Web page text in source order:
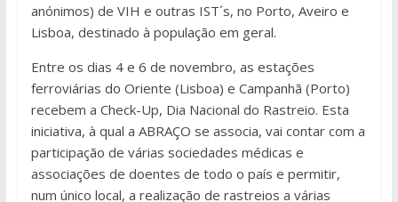
anónimos) de VIH e outras IST´s, no Porto, Aveiro e
Lisboa, destinado à população em geral.
Entre os dias 4 e 6 de novembro, as estações
ferroviárias do Oriente (Lisboa) e Campanhã (Porto)
recebem a Check-Up, Dia Nacional do Rastreio. Esta
iniciativa, à qual a ABRAÇO se associa, vai contar com a
participação de várias sociedades médicas e
associações de doentes de todo o país e permitir,
num único local, a realização de rastreios a várias